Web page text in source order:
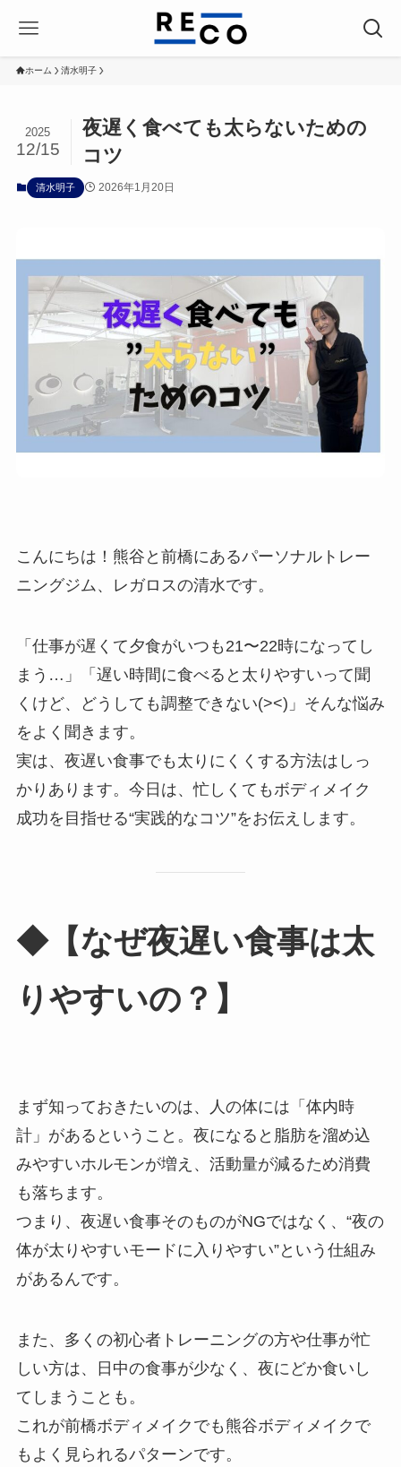
ホーム 清水明子
夜遅く食べても太らないための
コツ
2025
12/15
清水明子 2026年1月20日
こんにちは！熊谷と前橋にあるパーソナルトレー
ニングジム、レガロスの清水です。
「仕事が遅くて夕食がいつも21〜22時になってし
まう…」「遅い時間に食べると太りやすいって聞
くけど、どうしても調整できない(><)」そんな悩み
をよく聞きます。
実は、夜遅い食事でも太りにくくする方法はしっ
かりあります。今日は、忙しくてもボディメイク
成功を目指せる“実践的なコツ”をお伝えします。
◆【なぜ夜遅い食事は太
りやすいの？】
まず知っておきたいのは、人の体には「体内時
計」があるということ。夜になると脂肪を溜め込
みやすいホルモンが増え、活動量が減るため消費
も落ちます。
つまり、夜遅い食事そのものがNGではなく、“夜の
体が太りやすいモードに入りやすい”という仕組み
があるんです。
また、多くの初心者トレーニングの方や仕事が忙
しい方は、日中の食事が少なく、夜にどか食いし
てしまうことも。
これが前橋ボディメイクでも熊谷ボディメイクで
もよく見られるパターンです。